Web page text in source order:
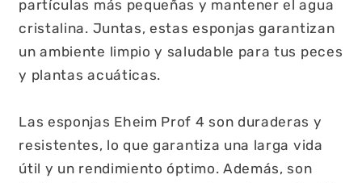
partículas más pequeñas y mantener el agua
cristalina. Juntas, estas esponjas garantizan
un ambiente limpio y saludable para tus peces
y plantas acuáticas.
Las esponjas Eheim Prof 4 son duraderas y
resistentes, lo que garantiza una larga vida
útil y un rendimiento óptimo. Además, son